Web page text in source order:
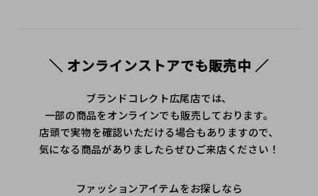
＼ オンラインストアでも販売中 ／
ブランドコレクト広尾店では、
一部の商品をオンラインでも販売しております。
店頭で実物を確認いただける場合もありますので、
気になる商品がありましたらぜひご来店ください！
ファッションアイテムをお探しなら